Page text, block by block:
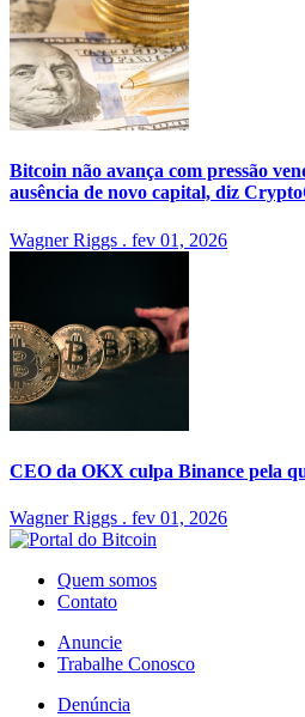
Bitcoin não avança com pressão
ausência de novo capital, diz
Wagner Riggs . fev 01, 2026
CEO da OKX culpa Binance pela
Wagner Riggs . fev 01, 2026
Quem somos
Contato
Anuncie
Trabalhe Conosco
Denúncia